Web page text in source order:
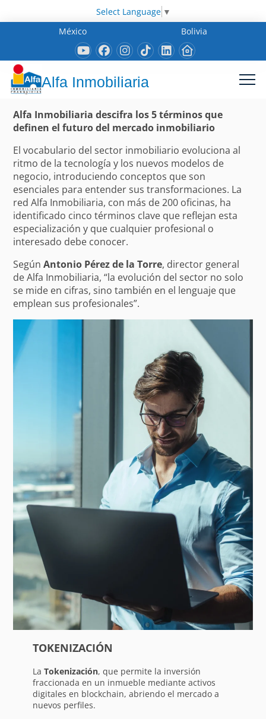
Select Language ▼
México
Bolivia
Alfa Inmobiliaria
Alfa Inmobiliaria descifra los 5 términos que
definen el futuro del mercado inmobiliario
El vocabulario del sector inmobiliario evoluciona al
ritmo de la tecnología y los nuevos modelos de
negocio, introduciendo conceptos que son
esenciales para entender sus transformaciones. La
red Alfa Inmobiliaria, con más de 200 oficinas, ha
identificado cinco términos clave que reflejan esta
especialización y que cualquier profesional o
interesado debe conocer.
SegúnAntonio Pérez de la Torre, director general
de Alfa Inmobiliaria, “la evolución del sector no solo
se mide en cifras, sino también en el lenguaje que
emplean sus profesionales”.
TOKENIZACIÓN
La Tokenización, que permite la inversión
fraccionada en un inmueble mediante activos
digitales en blockchain, abriendo el mercado a
nuevos perfiles.